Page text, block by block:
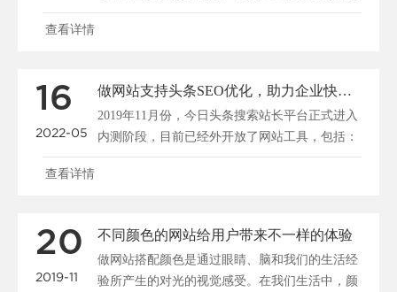
和搜索，所以说......
查看详情
16
2022-05
做网站支持头条SEO优化，助力企业快速布局移动端全网搜索
2019年11月份，今日头条搜索站长平台正式进入
内测阶段，目前已经外开放了网站工具，包括：
站点管理、......
查看详情
20
2019-11
不同颜色的网站给用户带来不一样的体验
做网站搭配颜色是通过眼睛、脑和我们的生活经
验所产生的对光的视觉感受。在我们生活中，颜